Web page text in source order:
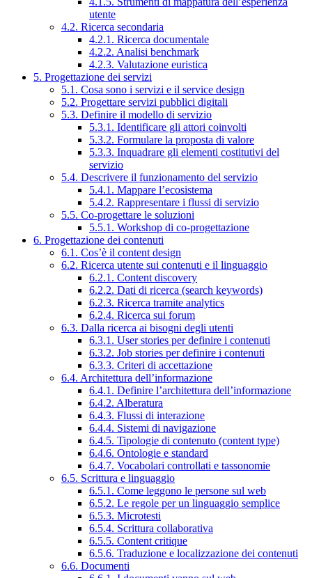
utente
4.2. Ricerca secondaria
4.2.1. Ricerca documentale
4.2.2. Analisi benchmark
4.2.3. Valutazione euristica
5. Progettazione dei servizi
5.1. Cosa sono i servizi e il service design
5.2. Progettare servizi pubblici digitali
5.3. Definire il modello di servizio
5.3.1. Identificare gli attori coinvolti
5.3.2. Formulare la proposta di valore
5.3.3. Inquadrare gli elementi costitutivi del
servizio
5.4. Descrivere il funzionamento del servizio
5.4.1. Mappare l’ecosistema
5.4.2. Rappresentare i flussi di servizio
5.5. Co-progettare le soluzioni
5.5.1. Workshop di co-progettazione
6. Progettazione dei contenuti
6.1. Cos’è il content design
6.2. Ricerca utente sui contenuti e il linguaggio
6.2.1. Content discovery
6.2.2. Dati di ricerca (search keywords)
6.2.3. Ricerca tramite analytics
6.2.4. Ricerca sui forum
6.3. Dalla ricerca ai bisogni degli utenti
6.3.1. User stories per definire i contenuti
6.3.2. Job stories per definire i contenuti
6.3.3. Criteri di accettazione
6.4. Architettura dell’informazione
6.4.1. Definire l’architettura dell’informazione
6.4.2. Alberatura
6.4.3. Flussi di interazione
6.4.4. Sistemi di navigazione
6.4.5. Tipologie di contenuto (content type)
6.4.6. Ontologie e standard
6.4.7. Vocabolari controllati e tassonomie
6.5. Scrittura e linguaggio
6.5.1. Come leggono le persone sul web
6.5.2. Le regole per un linguaggio semplice
6.5.3. Microtesti
6.5.4. Scrittura collaborativa
6.5.5. Content critique
6.5.6. Traduzione e localizzazione dei contenuti
6.6. Documenti